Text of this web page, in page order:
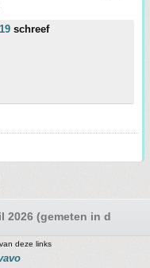
schreef
(gemeten in de Bilt)
deze links